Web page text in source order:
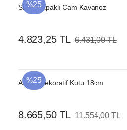
%25
Siyah Kapaklı Cam Kavanoz
4.823,25 TL 6.431,00 TL
%25
Ahşap Dekoratif Kutu 18cm
8.665,50 TL 11.554,00 TL